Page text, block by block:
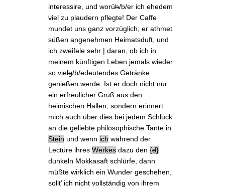
interessire, und worüh/b/er ich ehedem
viel zu plaudern pflegte! Der Caffe
mundet uns ganz vorzüglich; er athmet
süßen angenehmen Heimatsduft, und
ich zweifele sehr | daran, ob ich in
meinem künftigen Leben jemals wieder
so vielg/b/edeutendesGetränke
genießen werde. Ist er doch nicht nur
ein erfreulicher Gruß aus den
heimischen Hallen, sondernerinnert
mich auch über dies bei jedem Schluck
an die geliebte philosophische Tante in
Stein und wenn ich während der
Lectüre ihresWerkes dazuden
d
dunkeln Mokkasaft schlürfe, dann
müßte wirklich ein Wunder geschehen,
sollt’ ich nicht vollständig von ihrem